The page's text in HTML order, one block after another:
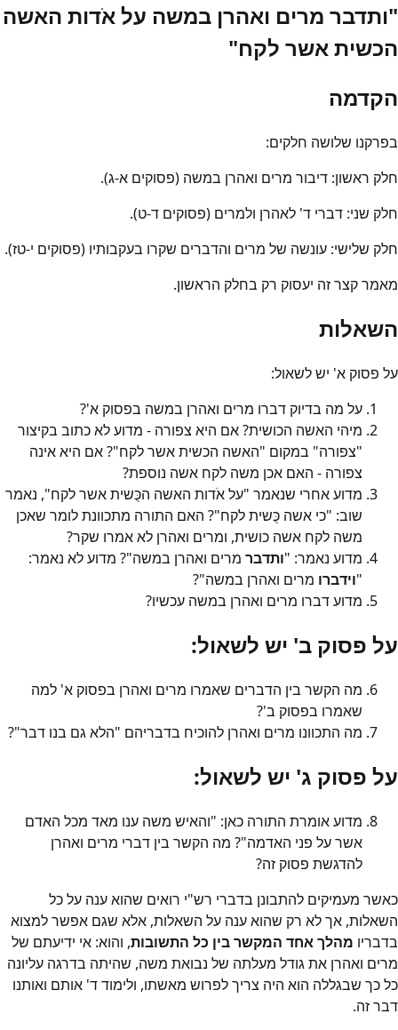
"ותדבר מרים ואהרן במשה על אֹדות האשה
הכשית אשר לקח"
הקדמה
בפרקנו שלושה חלקים:
חלק ראשון: דיבור מרים ואהרן במשה (פסוקים א-ג).
חלק שני: דברי ד' לאהרן ולמרים (פסוקים ד-ט).
חלק שלישי: עונשה של מרים והדברים שקרו בעקבותיו (פסוקים י-טז).
מאמר קצר זה יעסוק רק בחלק הראשון.
השאלות
על פסוק א' יש לשאול:
על מה בדיוק דברו מרים ואהרן במשה בפסוק א'?
מיהי האשה הכושית? אם היא צפורה - מדוע לא כתוב בקיצור
"צפורה" במקום "האשה הכשית אשר לקח"? אם היא אינה
צפורה - האם אכן משה לקח אשה נוספת?
מדוע אחרי שנאמר "על אֹדות האשה הכֻּשית אשר לקח", נאמר
שוב: "כי אשה כֻּשית לקח"? האם התורה מתכוונת לומר שאכן
משה לקח אשה כושית, ומרים ואהרן לא אמרו שקר?
מדוע נאמר: "ותדבר מרים ואהרן במשה"? מדוע לא נאמר:
"וידברו מרים ואהרן במשה"?
מדוע דברו מרים ואהרן במשה עכשיו?
על פסוק ב' יש לשאול:
מה הקשר בין הדברים שאמרו מרים ואהרן בפסוק א' למה
שאמרו בפסוק ב'?
מה התכוונו מרים ואהרן להוכיח בדבריהם "הלא גם בנו דבר"?
על פסוק ג' יש לשאול:
מדוע אומרת התורה כאן: "והאיש משה ענו מאד מכל האדם
אשר על פני האדמה"? מה הקשר בין דברי מרים ואהרן
להדגשת פסוק זה?
כאשר מעמיקים להתבונן בדברי רש"י רואים שהוא ענה על כל
השאלות, אך לא רק שהוא ענה על השאלות, אלא שגם אפשר למצוא
בדבריו מהלך אחד המקשר בין כל התשובות, והוא: אי ידיעתם של
מרים ואהרן את גודל מעלתה של נבואת משה, שהיתה בדרגה עליונה
כל כך שבגללה הוא היה צריך לפרוש מאשתו, ולימוד ד' אותם ואותנו
דבר זה.